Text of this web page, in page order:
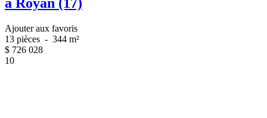
Ajouter aux favoris
13 pièces - 344 m²
$ 726 028
10